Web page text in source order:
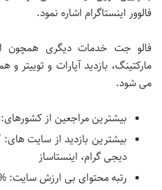
فالوور اینستاگرام اشاره نمود.
فالو جت خدمات دیگری همچون
مارکتینگ، بازدید آپارات و
می شود.
بیشترین مراجعین از کشورهای:
بیشترین بازدید از سایت های:
دیجی گرام، اینستاساز
رتبه محتوای بی ارزش سایت: